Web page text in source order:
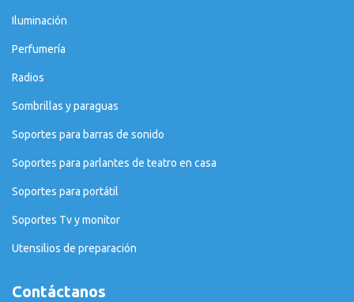
Iluminación
Perfumería
Radios
Sombrillas y paraguas
Soportes para barras de sonido
Soportes para parlantes de teatro en casa
Soportes para portátil
Soportes Tv y monitor
Utensilios de preparación
Contáctanos